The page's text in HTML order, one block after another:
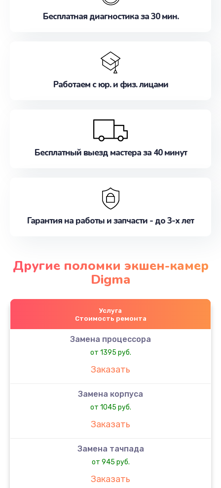
Бесплатная диагностика за 30 мин.
Работаем с юр. и физ. лицами
Бесплатный выезд мастера за 40 минут
Гарантия на работы и запчасти - до 3-х лет
Другие поломки экшен-камер
Digma
Услуга
Стоимость ремонта
Замена процессора
от 1395 руб.
Заказать
Замена корпуса
от 1045 руб.
Заказать
Замена тачпада
от 945 руб.
Заказать